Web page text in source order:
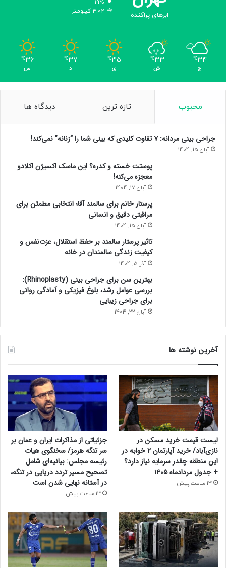
ا
د
؟
ابرهای پراکنده
19%
4.02 کیلومتر
34
℃
ج
33
℃
ش
35
℃
ی
37
℃
د
36
℃
س
محبوب تازه ترین دیدگاه ها
جراحی بینی مردانه: ۷ تفاوت کلیدی که بینی شما را “زنانه” نمی‌کند!
آبان 15, 1404
پوستت خسته و کدره؟ این ماسک اکسیژن اکلادو
معجزه می‌کنه!
آبان 17, 1404
پرستار خانم برای سالمند آقا؛ انتخابی مطمئن برای
مراقبتی دقیق و انسانی
آبان 15, 1404
تاثیر پرستار سالمند بر حفظ استقلال، عزت‌نفس و
کیفیت زندگی سالمندان در خانه
آذر 5, 1404
بهترین سن برای جراحی بینی (Rhinoplasty):
بررسی عوامل رشد، بلوغ فیزیکی و آمادگی روانی
برای جراحی زیبایی
آبان 22, 1404
آخرین نوشته ها
لیست قیمت خرید مسکن در
نازی‌آباد/ خرید آپارتمان ۲ خوابه در
این منطقه چقدر سرمایه نیاز دارد؟
+ جدول مردادماه ۱۴۰۵
13 ساعت پیش
جزئیاتی از مذاکرات ایران و عمان بر
سر تنگه هرمز/ سخنگوی هیات
رئیسه مجلس: بیانیه‌ای شامل
تصحیح مسیر تردد دریایی در تنگه،
در آستانه نهایی شدن است
13 ساعت پیش